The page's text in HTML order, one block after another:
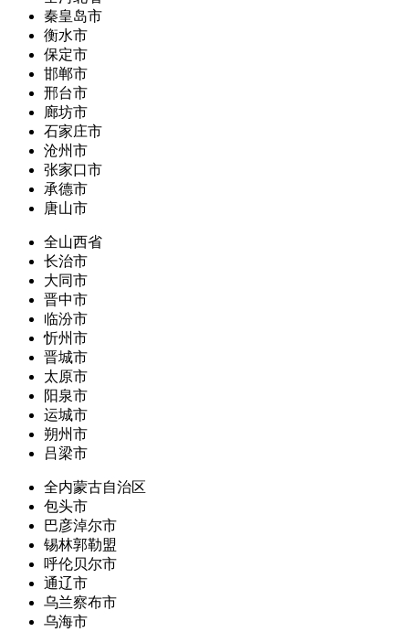
秦皇岛市
衡水市
保定市
邯郸市
邢台市
廊坊市
石家庄市
沧州市
张家口市
承德市
唐山市
全山西省
长治市
大同市
晋中市
临汾市
忻州市
晋城市
太原市
阳泉市
运城市
朔州市
吕梁市
全内蒙古自治区
包头市
巴彦淖尔市
锡林郭勒盟
呼伦贝尔市
通辽市
乌兰察布市
乌海市